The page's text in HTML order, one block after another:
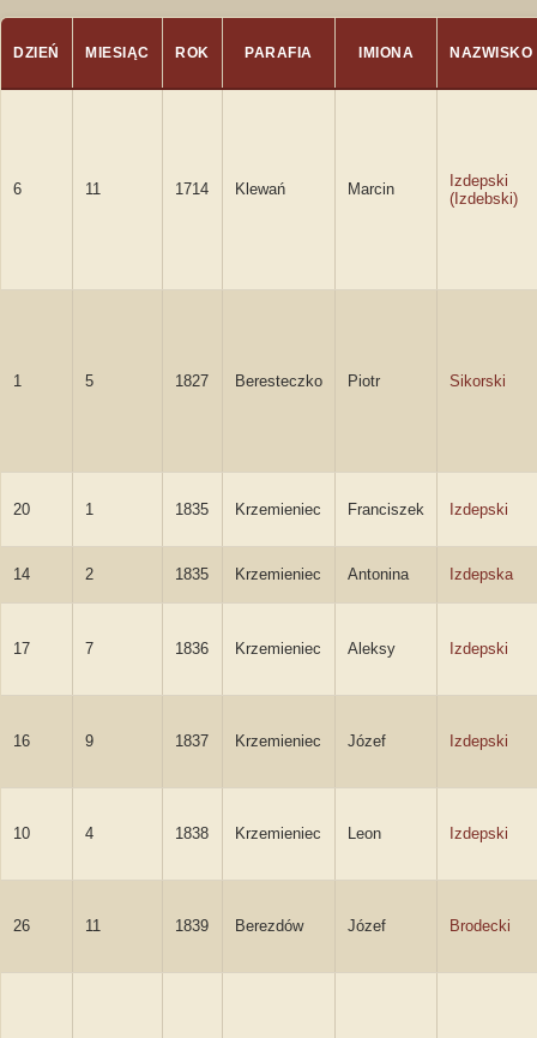
DZIEŃ MIESIĄC ROK PARAFIA IMIONA NAZWISKO
6 11 1714 Klewań Marcin
Izdepski
(Izdebski)
1 5 1827 Beresteczko Piotr Sikorski
20 1 1835 Krzemieniec Franciszek Izdepski
14 2 1835 Krzemieniec Antonina Izdepska
17 7 1836 Krzemieniec Aleksy Izdepski
16 9 1837 Krzemieniec Józef Izdepski
10 4 1838 Krzemieniec Leon Izdepski
26 11 1839 Berezdów Józef Brodecki